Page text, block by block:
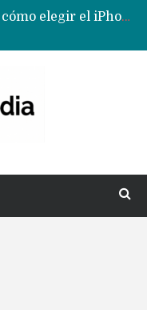
Nuevas filtraciones del Mate 90 Pro Max apuntan a potenciar las cámaras y pantalla OLED doble capa